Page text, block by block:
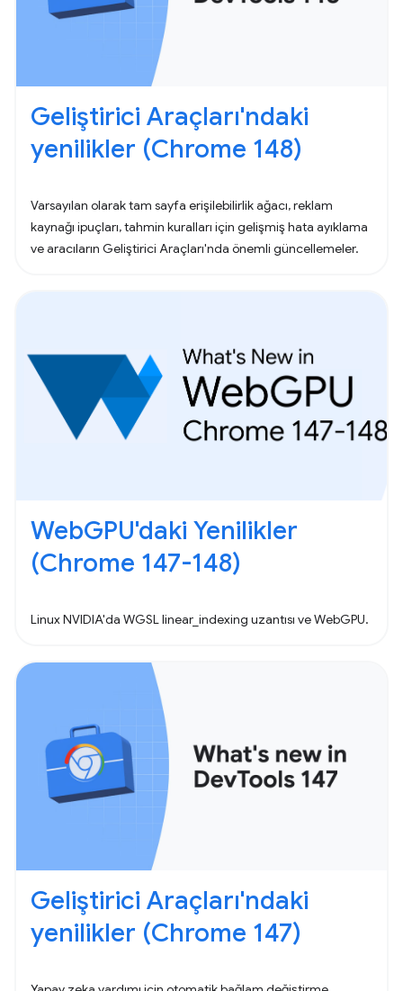
Geliştirici Araçları'ndaki
yenilikler (Chrome 148)
Varsayılan olarak tam sayfa erişilebilirlik ağacı, reklam
kaynağı ipuçları, tahmin kuralları için gelişmiş hata ayıklama
ve aracıların Geliştirici Araçları'nda önemli güncellemeler.
WebGPU'daki Yenilikler
(Chrome 147-148)
Linux NVIDIA'da WGSL linear_indexing uzantısı ve WebGPU.
Geliştirici Araçları'ndaki
yenilikler (Chrome 147)